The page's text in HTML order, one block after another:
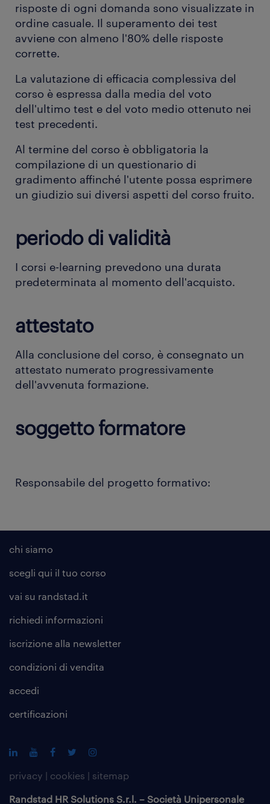
risposte di ogni domanda sono visualizzate in
ordine casuale. Il superamento dei test
avviene con almeno l'80% delle risposte
corrette.
La valutazione di efficacia complessiva del
corso è espressa dalla media del voto
dell'ultimo test e del voto medio ottenuto nei
test precedenti.
Al termine del corso è obbligatoria la
compilazione di un questionario di
gradimento affinché l'utente possa esprimere
un giudizio sui diversi aspetti del corso fruito.
periodo di validità
I corsi e-learning prevedono una durata
predeterminata al momento dell'acquisto.
attestato
Alla conclusione del corso, è consegnato un
attestato numerato progressivamente
dell'avvenuta formazione.
soggetto formatore
Responsabile del progetto formativo:
chi siamo
scegli qui il tuo corso
vai su randstad.it
richiedi informazioni
iscrizione alla newsletter
condizioni di vendita
accedi
certificazioni
privacy | cookies | sitemap
Randstad HR Solutions S.r.l. – Società Unipersonale